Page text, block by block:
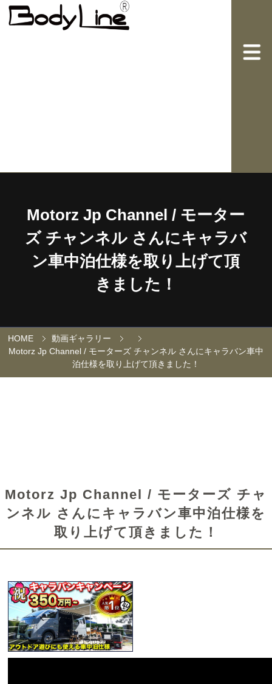
Motorz Jp Channel / モーター
ズ チャンネル さんにキャラバ
ン車中泊仕様を取り上げて頂
きました！
HOME
動画ギャラリー
Motorz Jp Channel / モーターズ チャンネル さんにキャラバン車中
泊仕様を取り上げて頂きました！
Motorz Jp Channel / モーターズ チャ
ンネル さんにキャラバン車中泊仕様を
取り上げて頂きました！